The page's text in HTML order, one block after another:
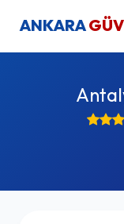
ANKARA